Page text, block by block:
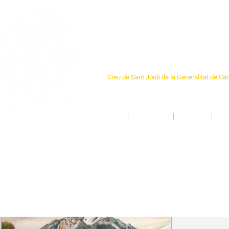
Creu de Sant Jordi de la Generalitat de